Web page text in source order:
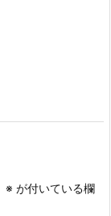
※ が付いている欄